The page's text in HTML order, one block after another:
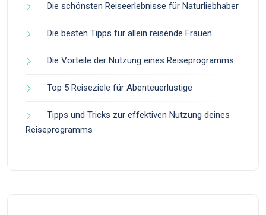
Die schönsten Reiseerlebnisse für Naturliebhaber
Die besten Tipps für allein reisende Frauen
Die Vorteile der Nutzung eines Reiseprogramms
Top 5 Reiseziele für Abenteuerlustige
Tipps und Tricks zur effektiven Nutzung deines
Reiseprogramms